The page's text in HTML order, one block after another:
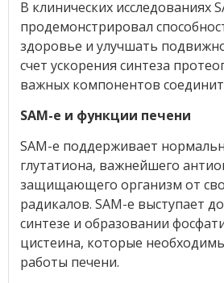
В клинических исследованиях
продемонстрировал
здоровье и улучшать
счет ускорения синтеза
важных компонентов
SAM-e и функции печени
SAM-e поддерживает
глутатиона, важнейшего
защищающего организм от
радикалов. SAM-e выступает
синтезе и образовании
цистеина, которые
работы печени.